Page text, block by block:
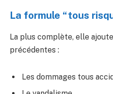
La formule “tous
La plus complète, elle
précédentes :
Les dommages tous